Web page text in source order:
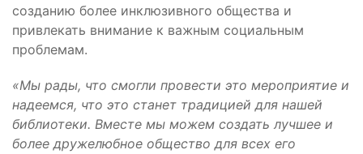
созданию более инклюзивного общества и
привлекать внимание к важным социальным
проблемам.
«Мы рады, что смогли провести это мероприятие и
надеемся, что это станет традицией для нашей
библиотеки. Вместе мы можем создать лучшее и
более дружелюбное общество для всех его